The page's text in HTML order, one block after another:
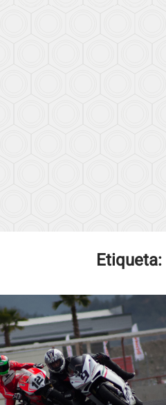
Etiqueta: